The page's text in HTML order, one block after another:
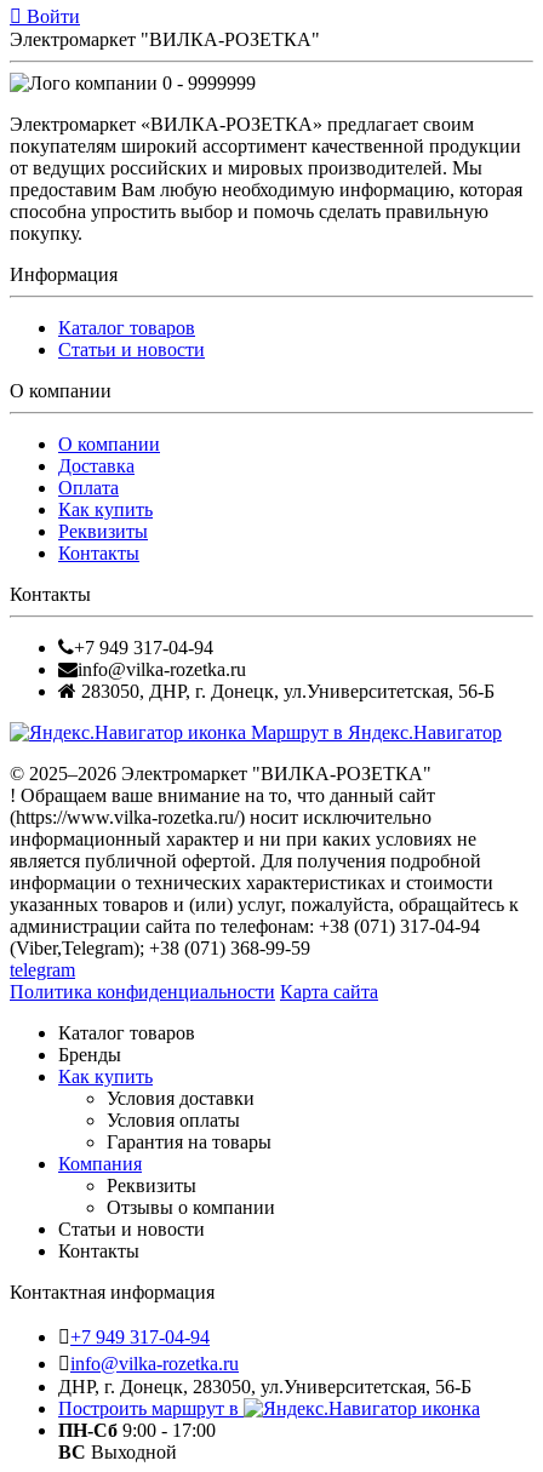
Войти
Электромаркет "ВИЛКА-РОЗЕТКА"
0 - 9999999
Электромаркет «ВИЛКА-РОЗЕТКА» предлагает своим
покупателям широкий ассортимент качественной продукции
от ведущих российских и мировых производителей. Мы
предоставим Вам любую необходимую информацию, которая
способна упростить выбор и помочь сделать правильную
покупку.
Информация
Каталог товаров
Статьи и новости
О компании
О компании
Доставка
Оплата
Как купить
Реквизиты
Контакты
Контакты
+7 949 317-04-94
info@vilka-rozetka.ru
283050, ДНР, г. Донецк, ул.Университетская, 56-Б
Маршрут в Яндекс.Навигатор
© 2025–2026 Электромаркет "ВИЛКА-РОЗЕТКА"
! Обращаем ваше внимание на то, что данный сайт
(https://www.vilka-rozetka.ru/) носит исключительно
информационный характер и ни при каких условиях не
является публичной офертой. Для получения подробной
информации о технических характеристиках и стоимости
указанных товаров и (или) услуг, пожалуйста, обращайтесь к
администрации сайта по телефонам: +38 (071) 317-04-94
(Viber,Telegram); +38 (071) 368-99-59
telegram
Политика конфиденциальности Карта сайта
Каталог товаров
Бренды
Как купить
Условия доставки
Условия оплаты
Гарантия на товары
Компания
Реквизиты
Отзывы о компании
Статьи и новости
Контакты
Контактная информация
+7 949 317-04-94
info@vilka-rozetka.ru
ДНР, г. Донецк, 283050, ул.Университетская, 56-Б
Построить маршрут в
ПН-Сб 9:00 - 17:00
ВС Выходной